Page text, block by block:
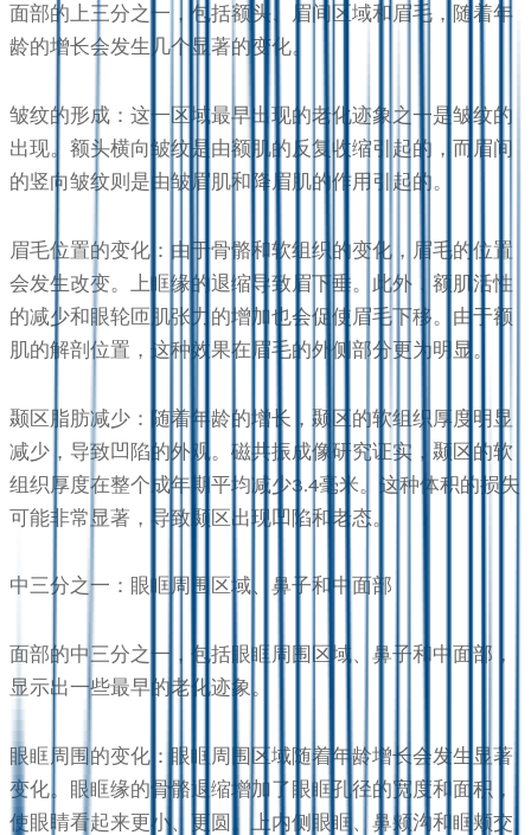
面部的上三分之一，包括额头、眉间区域和眉毛，随着年
龄的增长会发生几个显著的变化。
皱纹的形成：这一区域最早出现的老化迹象之一是皱纹的
出现。额头横向皱纹是由额肌的反复收缩引起的，而眉间
的竖向皱纹则是由皱眉肌和降眉肌的作用引起的。
眉毛位置的变化：由于骨骼和软组织的变化，眉毛的位置
会发生改变。上眶缘的退缩导致眉下垂。此外，额肌活性
的减少和眼轮匝肌张力的增加也会促使眉毛下移。由于额
肌的解剖位置，这种效果在眉毛的外侧部分更为明显。
颞区脂肪减少：随着年龄的增长，颞区的软组织厚度明显
减少，导致凹陷的外观。磁共振成像研究证实，颞区的软
组织厚度在整个成年期平均减少3.4毫米。这种体积的损失
可能非常显著，导致颞区出现凹陷和老态。
中三分之一：眼眶周围区域、鼻子和中面部
面部的中三分之一，包括眼眶周围区域、鼻子和中面部，
显示出一些最早的老化迹象。
眼眶周围的变化：眼眶周围区域随着年龄增长会发生显著
变化。眼眶缘的骨骼退缩增加了眼眶孔径的宽度和面积，
使眼睛看起来更小、更圆。上内侧眼眶、鼻颊沟和眶颊交